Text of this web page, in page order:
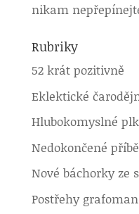
nikam
Rubriky
52 krát pozitivně
Eklektické
Hlubokomyslné
Nedokončené
Nové báchorky ze
Postřehy